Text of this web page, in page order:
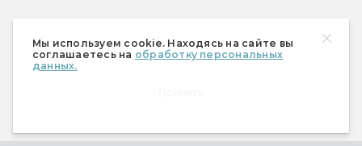
Мы используем cookie. Находясь на сайте вы
соглашаетесь на обработку персональных
данных.